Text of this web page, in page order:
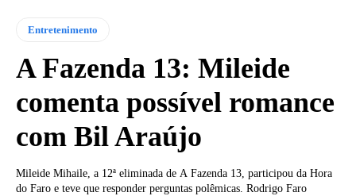
Entretenimento
A Fazenda 13: Mileide
comenta possível romance
com Bil Araújo
Mileide Mihaile, a 12ª eliminada de A Fazenda 13, participou da Hora
do Faro e teve que responder perguntas polêmicas. Rodrigo Faro